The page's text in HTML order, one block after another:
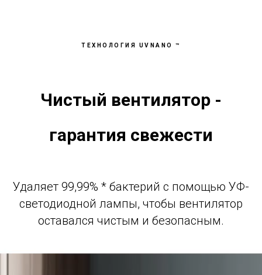
ТЕХНОЛОГИЯ UVNANO ™
Чистый вентилятор -
гарантия свежести
Удаляет 99,99% * бактерий с помощью УФ-
светодиодной лампы, чтобы вентилятор
оставался чистым и безопасным.